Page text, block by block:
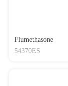
Flumethasone
54370ES